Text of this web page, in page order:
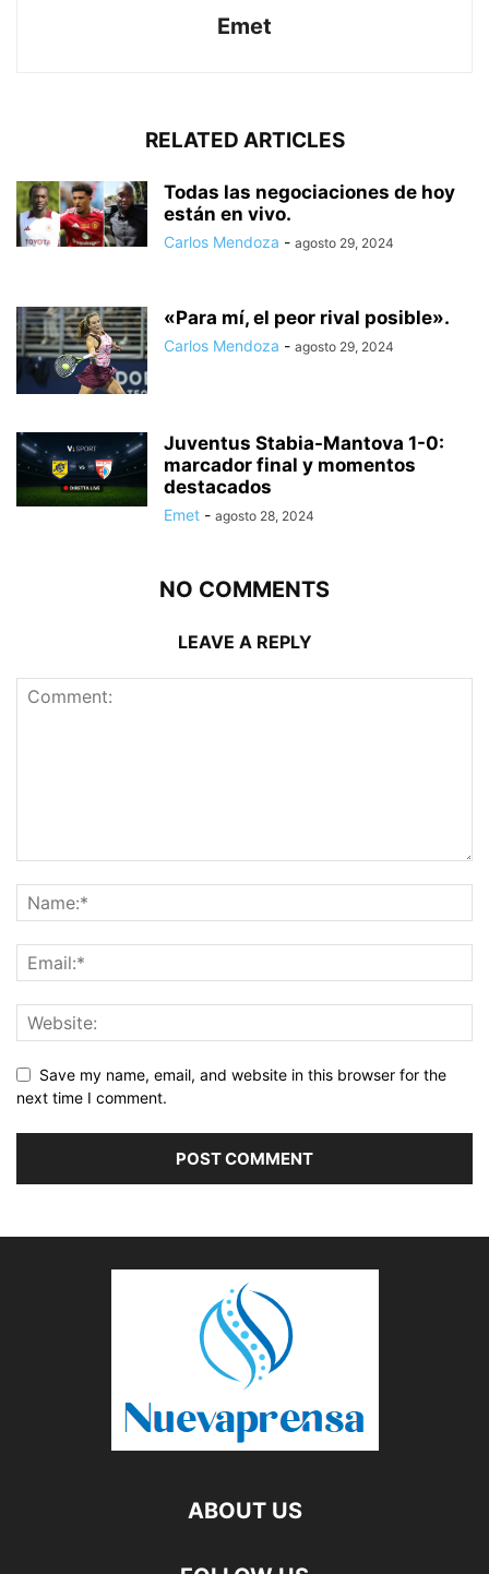
Emet
RELATED ARTICLES
Todas las negociaciones de hoy
están en vivo.
Carlos Mendoza - agosto 29, 2024
«Para mí, el peor rival posible».
Carlos Mendoza - agosto 29, 2024
Juventus Stabia-Mantova 1-0:
marcador final y momentos
destacados
Emet - agosto 28, 2024
NO COMMENTS
LEAVE A REPLY
Save my name, email, and website in this browser for the
next time I comment.
ABOUT US